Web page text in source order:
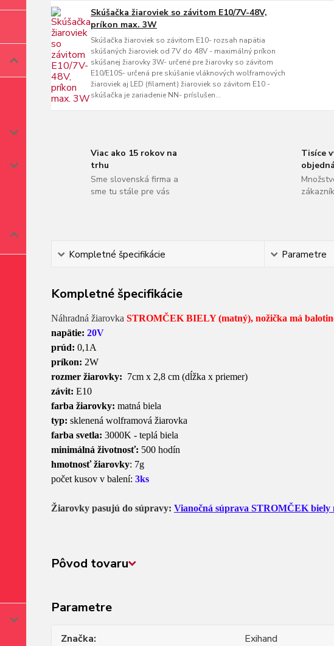
Skúšačka žiaroviek so závitom E10/7V-48V,
príkon max. 3W
Skúšačka žiaroviek so závitom E10- rozsah napätia
skúšaných žiaroviek od 7V do 48V - maximálný príkon
skúšanej žiarovky 3W- určené pre žiarovky so závitom
E10/E10S- určená pre skúšanie vláknových wolframových
žiaroviek aj LED (filament) žiaroviek so závitom E10 -
skúšačka je zariadenie NN- príslušen...
Viac ako 15 rokov na
trhu
Sme slovenská firma a
sme tu stále pre vás
Tisíce
Kompletné špecifikácie Parametre
Kompletné špecifikácie
Náhradná žiarovka STROMČEK BIELY (matný), nožička má
napätie: 20V
prúd: 0,1A
príkon: 2W
rozmer žiarovky: 7cm x 2,8 cm (dĺžka x priemer)
závit: E10
farba žiarovky: matná biela
typ: sklenená wolframová žiarovka
farba svetla: 3000K - teplá biela
minimálná životnosť: 500 hodín
hmotnosť žiarovky: 7g
počet kusov v balení: 3ks
Žiarovky pasujú do súpravy: Vianočná súprava STROMČEK biely
Pôvod tovaru
Parametre
Značka Exihand